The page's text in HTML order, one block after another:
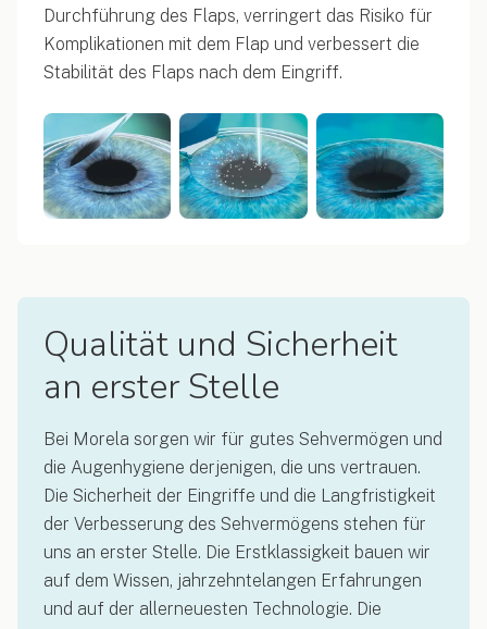
Durchführung des Flaps, verringert das Risiko für
Komplikationen mit dem Flap und verbessert die
Stabilität des Flaps nach dem Eingriff.
Qualität und Sicherheit
an erster Stelle
Bei Morela sorgen wir für gutes Sehvermögen und
die Augenhygiene derjenigen, die uns vertrauen.
Die Sicherheit der Eingriffe und die Langfristigkeit
der Verbesserung des Sehvermögens stehen für
uns an erster Stelle. Die Erstklassigkeit bauen wir
auf dem Wissen, jahrzehntelangen Erfahrungen
und auf der allerneuesten Technologie. Die